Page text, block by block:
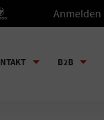
Anmelden
B2B